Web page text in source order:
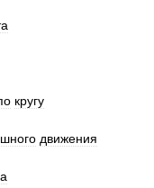
кругу
движения